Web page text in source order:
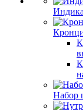
Набор